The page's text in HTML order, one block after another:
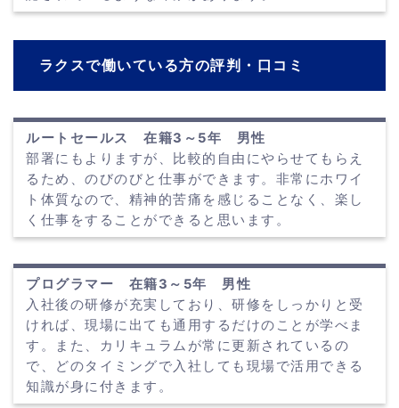
ラクスで働いている方の評判・口コミ
ルートセールス 在籍3～5年 男性
部署にもよりますが、比較的自由にやらせてもらえ
るため、のびのびと仕事ができます。非常にホワイ
ト体質なので、精神的苦痛を感じることなく、楽し
く仕事をすることができると思います。
プログラマー 在籍3～5年 男性
入社後の研修が充実しており、研修をしっかりと受
ければ、現場に出ても通用するだけのことが学べま
す。また、カリキュラムが常に更新されているの
で、どのタイミングで入社しても現場で活用できる
知識が身に付きます。